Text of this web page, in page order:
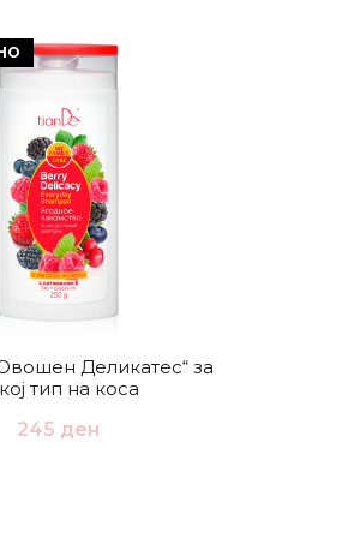
Деликатес“ за
тип на коса
245 ден